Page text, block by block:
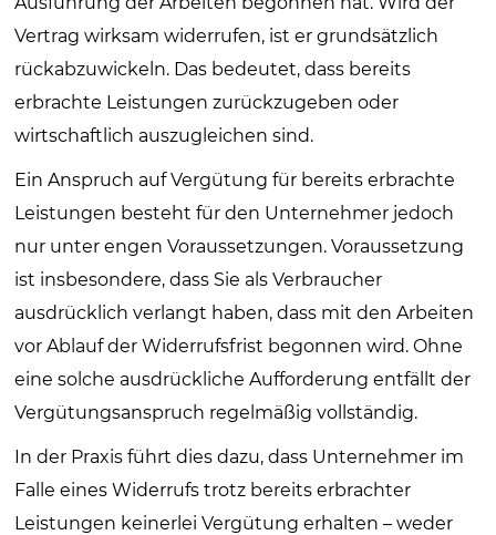
Vertrag wirksam widerrufen, ist er grundsätzlich
rückabzuwickeln. Das bedeutet, dass bereits
erbrachte Leistungen zurückzugeben oder
wirtschaftlich auszugleichen sind.
Ein Anspruch auf Vergütung für bereits erbrachte
Leistungen besteht für den Unternehmer jedoch
nur unter engen Voraussetzungen. Voraussetzung
ist insbesondere, dass Sie als Verbraucher
ausdrücklich verlangt haben, dass mit den Arbeiten
vor Ablauf der Widerrufsfrist begonnen wird. Ohne
eine solche ausdrückliche Aufforderung entfällt der
Vergütungsanspruch regelmäßig vollständig.
In der Praxis führt dies dazu, dass Unternehmer im
Falle eines Widerrufs trotz bereits erbrachter
Leistungen keinerlei Vergütung erhalten – weder